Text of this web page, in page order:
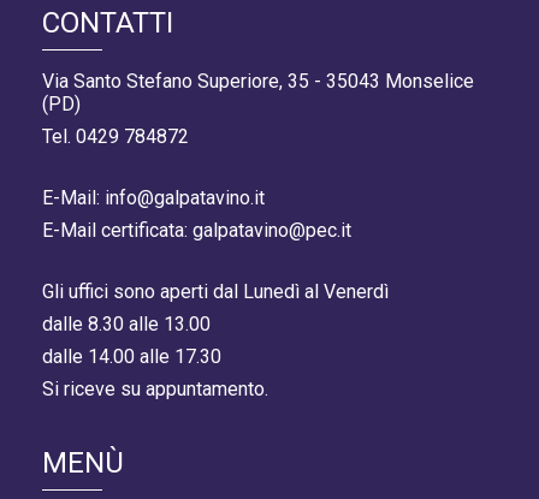
CONTATTI
Via Santo Stefano Superiore, 35 - 35043 Monselice
(PD)
Tel. 0429 784872
E-Mail: info@galpatavino.it
E-Mail certificata: galpatavino@pec.it
Gli uffici sono aperti dal Lunedì al Venerdì
dalle 8.30 alle 13.00
dalle 14.00 alle 17.30
Si riceve su appuntamento.
MENÙ